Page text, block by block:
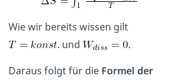
Wie wir bereits wissen gilt
und
.
Daraus folgt für die Formel der